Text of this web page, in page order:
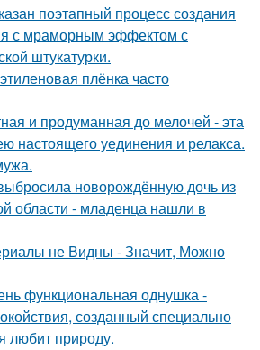
поэтапный процесс создания
с мраморным эффектом с
штукатурки.
плёнка часто
и продуманная до мелочей - эта
настоящего уединения и релакса.
новорождённую дочь из
области - младенца нашли в
не Видны - Значит, Можно
функциональная однушка -
созданный специально
любит природу.